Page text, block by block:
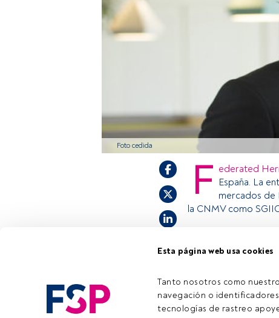
Esta página web usa cookies
Tanto nosotros como
navegación o
tecnologías de rastreo
Foto cedida
2 min.
F ederated
España. La
mercados de
la CNMV como
Este es un artículo
invitamos a